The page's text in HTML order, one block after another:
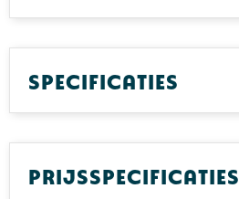
Specificaties
Prijsspecificaties